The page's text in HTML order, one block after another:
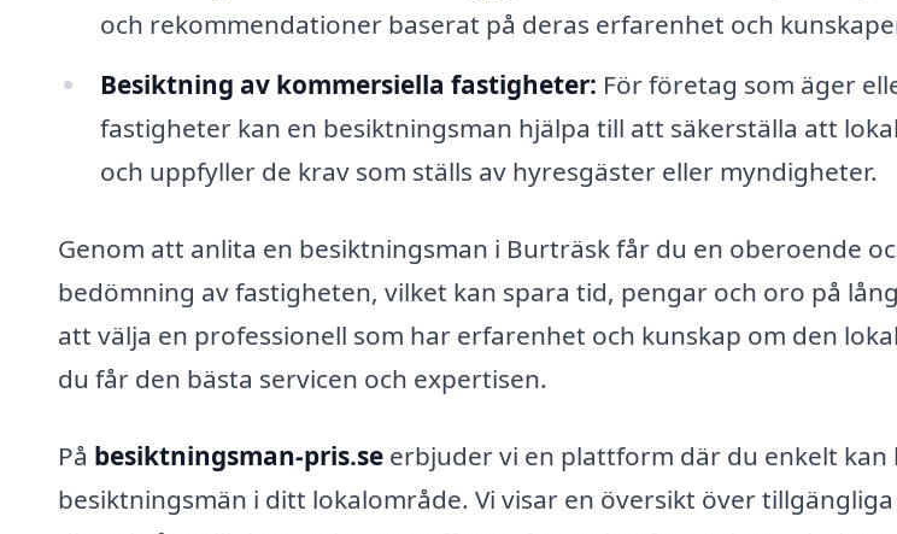
och rekommendationer baserat på deras erfarenhet och
Besiktning av kommersiella fastigheter: För företag som äger
fastigheter kan en besiktningsman hjälpa till att säkerställa att
och uppfyller de krav som ställs av hyresgäster eller myndigheter.
Genom att anlita en besiktningsman i Burträsk får du en oberoende
bedömning av fastigheten, vilket kan spara tid, pengar och oro på
att välja en professionell som har erfarenhet och kunskap om den
du får den bästa servicen och expertisen.
På besiktningsman-pris.se erbjuder vi en plattform där du enkelt
besiktningsmän i ditt lokalområde. Vi visar en översikt över